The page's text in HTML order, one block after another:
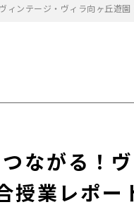
ィンテージ・ヴィラ向ヶ丘遊
ながる！
業レポー